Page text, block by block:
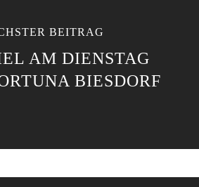
BEITRAG
AM DIENSTAG
BIESDORF